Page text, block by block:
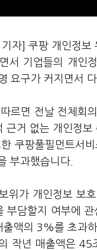
자] 쿠팡 개인정
서 기업들의 개인
요구가 커지면서
르면 전날 전체회
근거 없는 개인정
쿠팡풀필먼트서
부과했습니다.
위가 개인정보 보
부담할지 여부에
액의 3%를 초과
작년 매출액은